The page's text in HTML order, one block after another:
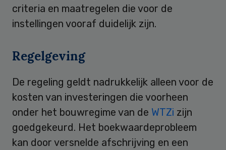
criteria en maatregelen die voor de
instellingen vooraf duidelijk zijn.
Regelgeving
De regeling geldt nadrukkelijk alleen voor de
kosten van investeringen die voorheen
onder het bouwregime van de WTZi zijn
goedgekeurd. Het boekwaardeprobleem
kan door versnelde afschrijving en een